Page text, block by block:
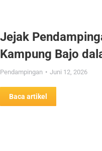
Jejak
Kampung Bajo
Pendampingan Juni 12, 2026
Baca artikel